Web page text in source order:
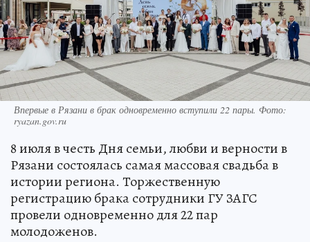
Впервые в Рязани в брак одновременно вступили 22 пары. Фото:
ryazan.gov.ru
8 июля в честь Дня семьи, любви и верности в
Рязани состоялась самая массовая свадьба в
истории региона. Торжественную
регистрацию брака сотрудники ГУ ЗАГС
провели одновременно для 22 пар
молодоженов.